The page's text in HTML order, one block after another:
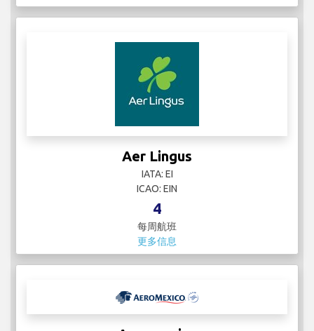
Aer Lingus
IATA: EI
ICAO: EIN
4
每周航班
更多信息